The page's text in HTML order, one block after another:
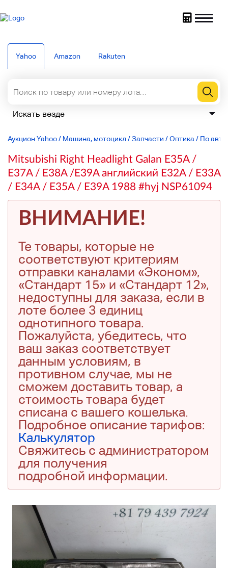
Yahoo Amazon Rakuten
Аукцион Yahoo/ Машина, мотоцикл /Запчасти /Оптика / По
Mitsubishi Right Headlight Galan E35A /
E37A / E38A /E39A английский E32A / E33A
/ E34A / E35A / E39A 1988 #hyj NSP61094
ВНИМАНИЕ!
Те товары, которые не
соответствуют критериям
отправки каналами «Эконом»,
«Стандарт 15» и «Стандарт 12»,
недоступны для заказа, если в
лоте более 3 единиц
однотипного товара.
Пожалуйста, убедитесь, что
ваш заказ соответствует
данным условиям, в
противном случае, мы не
сможем доставить товар, а
стоимость товара будет
списана с вашего кошелька.
Подробное описание тарифов:
Калькулятор
Свяжитесь с администратором
для получения
подробной информации.